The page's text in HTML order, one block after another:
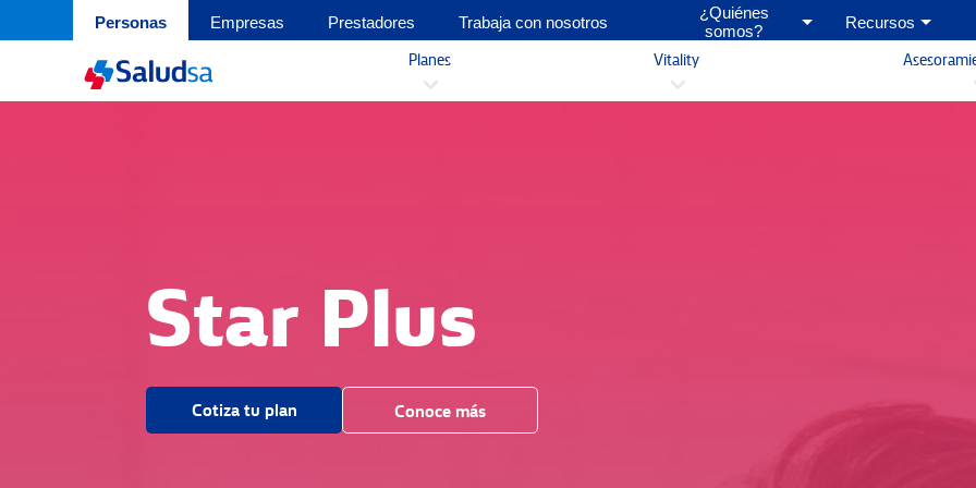
Personas Empresas Prestadores Trabaja con nosotros
¿Quiénes
somos?
Recursos
Planes
3
Vitality
3
Star Plus
Cotiza tu plan Conoce más